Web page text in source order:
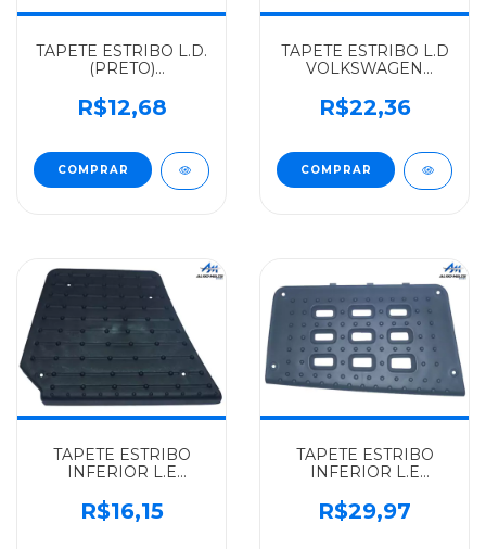
TAPETE ESTRIBO L.D.
(PRETO)
ALGOMAIS TODOS -
T00863736A
R$12,68
TAPETE ESTRIBO L.D
VOLKSWAGEN
DELIVERY -
2P0821682
R$22,36
TAPETE ESTRIBO
INFERIOR L.E
ALGOMAIS WORKER
TODOS - 2VF863735A
R$16,15
TAPETE ESTRIBO
INFERIOR L.E
ALGOMAIS
CONSTELLATION
R$29,97